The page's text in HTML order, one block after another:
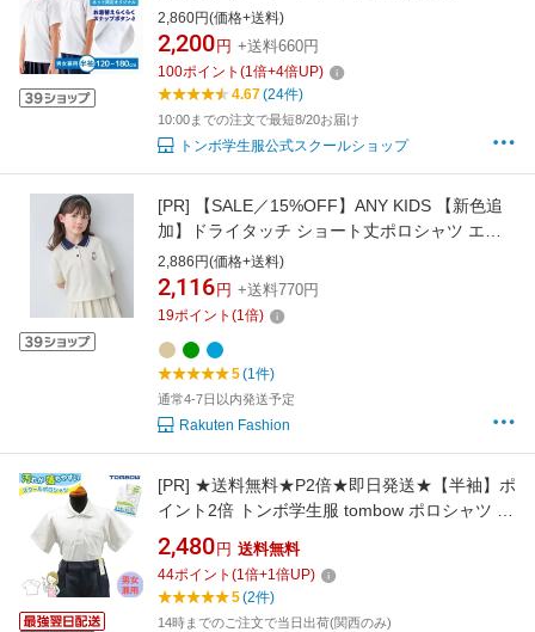
160 男子 女子 トンボ 学生服 スクール 小学生
TOMBOW トンボ学生服 2170004
2,860円(価格+送料)
2,200 円 +送料660円
100ポイント (1倍+4倍UP)
4.67(24件)
10:00までの注文で最短8/20お届け
トンボ学生服公式スクールショップ
[PR]
【SALE／15%OFF】ANY KIDS 【新色追
加】ドライタッチ ショート丈ポロシャツ エニ
ィ トップス ポロシャツ ブルー ベージュ グリー
ン
2,886円(価格+送料)
2,116 円 +送料770円
19ポイント (1倍)
5(1件)
通常4-7日以内発送予定
Rakuten Fashion
[PR] ★送料無料★P2倍★即日発送★【半袖】ポ
イント2倍 トンボ学生服 tombow ポロシャツ ホ
ワイト 日本ブランド 当日出荷 衣替え 男女兼用
新学期 白 小学生 中学生 小学 中学 制服 学生服
スクール 標準学生服 学校用 小学校 中学校 通販
安い 入学 買い替え 速乾 透けない
2,480 円 送料無料
44ポイント (1倍+1倍UP)
5(2件)
14時までのご注文で当日出荷(関西のみ)